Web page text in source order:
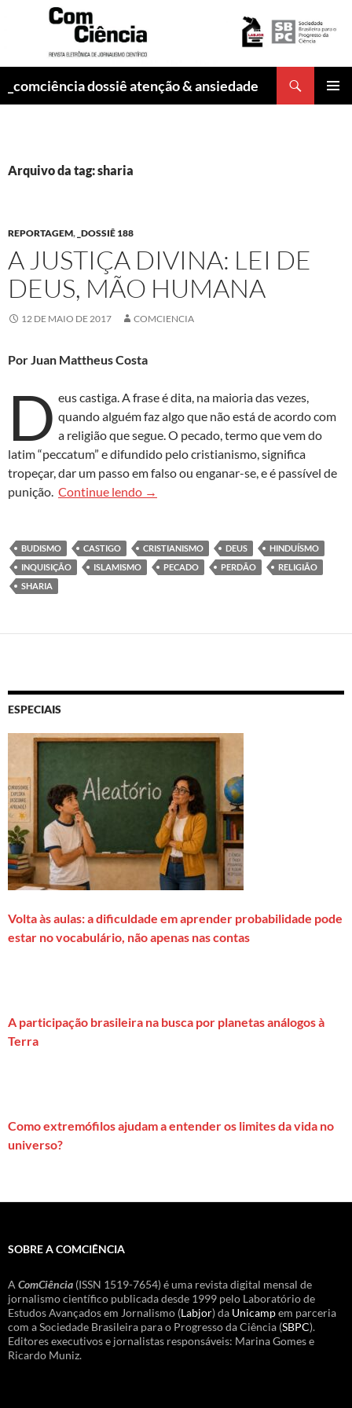
_comciência dossiê atenção & ansiedade
Arquivo da tag: sharia
REPORTAGEM, _DOSSIÊ 188
A JUSTIÇA DIVINA: LEI DE
DEUS, MÃO HUMANA
12 DE MAIO DE 2017 COMCIENCIA
Por Juan Mattheus Costa
D eus castiga. A frase é dita, na maioria das vezes,
quando alguém faz algo que não está de acordo com
a religião que segue. O pecado, termo que vem do
latim “peccatum” e difundido pelo cristianismo, significa
tropeçar, dar um passo em falso ou enganar-se, e é passível de
punição. Continue lendo A justiça divina: lei de Deus, mão
→
BUDISMO CASTIGO CRISTIANISMO DEUS
HINDUÍSMO
INQUISIÇÃO
ISLAMISMO PECADO PERDÃO
RELIGIÃO
SHARIA
ESPECIAIS
Volta às aulas: a dificuldade em aprender probabilidade pode
estar no vocabulário, não apenas nas contas
A participação brasileira na busca por planetas análogos à
Terra
Como extremófilos ajudam a entender os limites da vida no
universo?
SOBRE A COMCIÊNCIA
A ComCiência (ISSN 1519-7654) é uma revista digital mensal de
jornalismo científico publicada desde 1999 pelo Laboratório de
Estudos Avançados em Jornalismo (Labjor) da Unicampem parceria
com a Sociedade Brasileira para o Progresso da Ciência (SBPC).
Editores executivos e jornalistas responsáveis: Marina Gomes e
Ricardo Muniz.